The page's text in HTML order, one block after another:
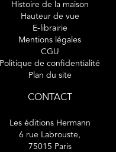
Histoire de la maison
Hauteur de vue
E-librairie
Mentions légales
CGU
Politique de confidentialité
Plan du site
CONTACT
Les éditions Hermann
6 rue Labrouste,
75015 Paris